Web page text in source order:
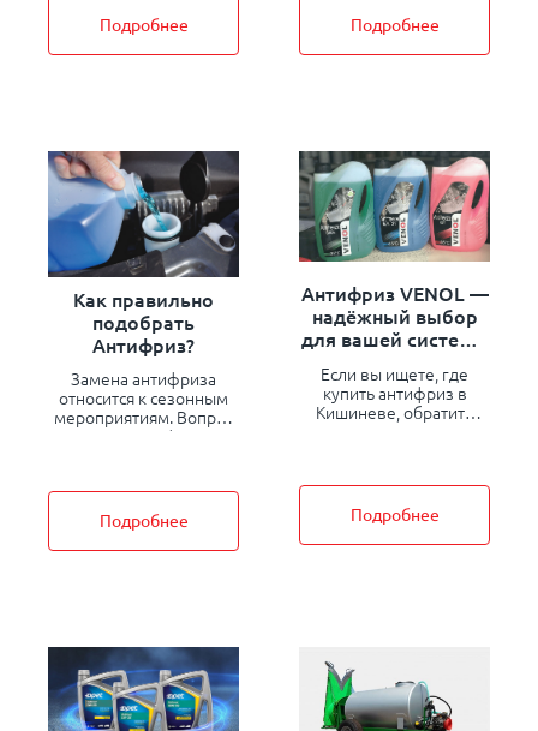
Подробнее
“Мотордеталь-Конотоп”,
а также поршни завода
«АгроТех»
Подробнее
Как правильно
подобрать
Антифриз?
Замена антифриза
относится к сезонным
мероприятиям. Вопрос
какой антифриз
преимущественно с
приходом холодов или
после проведения
ремонта, как правило,
Подробнее
Антифриз VENOL —
надёжный выбор
для вашей системы
Если вы ищете, где
купить антифриз в
Кишиневе, обратите
уровня,
соответствующий
международным
стандартам..
Подробнее